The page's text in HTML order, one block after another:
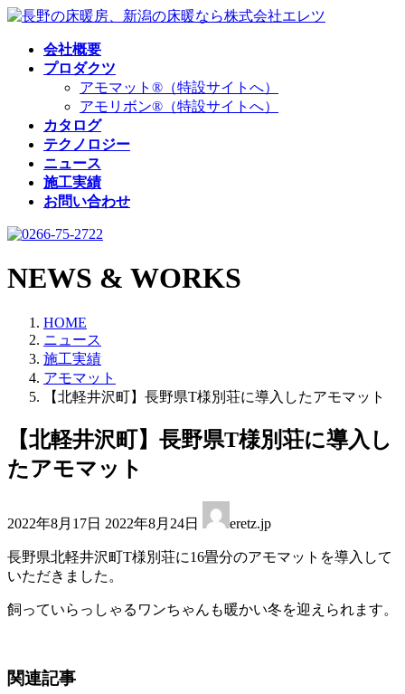
コ
ナ
会社概要
プロダクツ
アモマット®（特設サイトへ）
アモリボン®（特設サイトへ）
カタログ
テクノロジー
ニュース
施工実績
お問い合わせ
NEWS & WORKS
HOME
ニュース
施工実績
アモマット
【北軽井沢町】長野県T様別荘に導入したアモマット
【北軽井沢町】長野県T様別荘に導入し
たアモマット
2022年8月17日 終
更
新
日
時
2022年8月24日 eretz.jp
長野県北軽井沢町T様別荘に16畳分のアモマットを導入して
いただきました。
飼っていらっしゃるワンちゃんも暖かい冬を迎えられます。
関連記事